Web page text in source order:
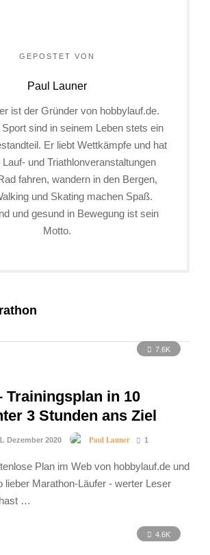
GEPOSTET VON
Paul Launer
ist der Gründer von hobbylauf.de.
Sport sind in seinem Leben stets ein
Er liebt Wettkämpfe und hat
Lauf- und Triathlonveranstaltungen
fahren, wandern in den Bergen,
und Skating machen Spaß.
und gesund in Bewegung ist sein
Motto.
7.6K
Trainingsplan in 10
3 Stunden ans Ziel
Dezember 2020 Paul Launer 1
Plan im Web von hobbylauf.de und
lieber Marathon-Läufer - werter Leser
…
4.6K